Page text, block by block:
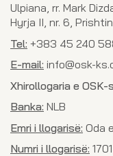
Ulpiana, rr. Mark
Hyrja II, nr. 6,
Tel: +383 45 240
E-mail: info@osk-
Xhirollogaria e OSK-
Banka: NLB
Emri i llogarisë: Oda
Numri i llogarisë: